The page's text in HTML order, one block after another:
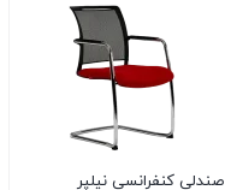
صندلی کنفرانسی نیلپر